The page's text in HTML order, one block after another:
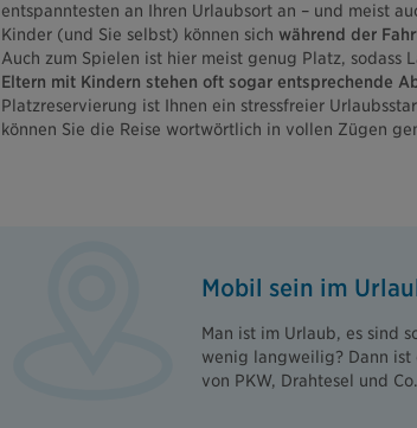
entspanntesten an Ihren Urlaubsort an – und meist
Kinder (und Sie selbst) können sich während der
Auch zum Spielen ist hier meist genug Platz, sodass
Eltern mit Kindern stehen oft sogar entsprechende
Platzreservierung ist Ihnen ein stressfreier
können Sie die Reise wortwörtlich in vollen Zügen
Mobil sein im
Man ist im Urlaub, es sind
wenig langweilig? Dann ist
von PKW, Drahtesel und